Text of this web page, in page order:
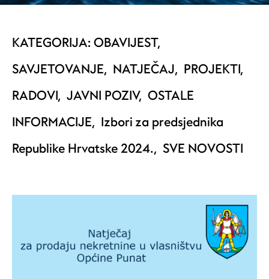
KATEGORIJA: OBAVIJEST,
SAVJETOVANJE, NATJEČAJ, PROJEKTI,
RADOVI, JAVNI POZIV, OSTALE
INFORMACIJE, Izbori za predsjednika
Republike Hrvatske 2024., SVE NOVOSTI